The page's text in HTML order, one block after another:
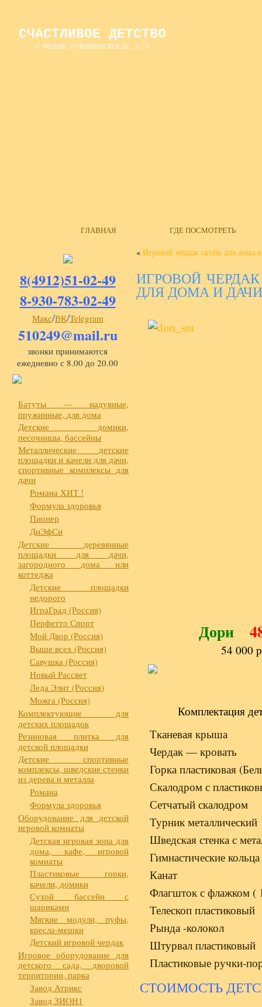
СЧАСТЛИВОЕ ДЕТСТВО
Г. РЯЗАНЬ, ГОЛЕНЧИНСКОЕ Ш., Д. 14
ГЛАВНАЯ ГДЕ ПОСМОТРЕТЬ
8(4912)51-02-49
8-930-783-02-49
Макс/ВК/Telegram
510249@mail.ru
звонки принимаются
ежедневно с 8.00 до 20.00
Батуты — надувные,
пружинные, для дома
Детские домики,
песочницы, бассейны
Металлические детские
площадки и качели для дачи,
спортивные комплексы для
дачи
Романа ХИТ !
Формула здоровья
Пионер
ДиЭфСи
Детские деревянные
площадки для дачи,
загородного дома или
коттеджа
Детские площадки
недорого
ИграГрад (Россия)
Перфетто Спорт
Мой Двор (Россия)
Выше всех (Россия)
Савушка (Россия)
Новый Рассвет
Леда Элит (Россия)
Можга (Россия)
Комплектующие для
детских площадок
Резиновая плитка для
детской площадки
Детские спортивные
комплексы, шведские стенки
из дерева и металла
Романа
Формула здоровья
Оборудование для детской
игровой комнаты
Детская игровая зона для
дома, кафе, игровой
комнаты
Пластиковые горки,
качели, домики
Сухой бассейн с
шариками
Мягкие модули, пуфы,
кресла-мешки
Детский игровой чердак
Игровое оборудование для
детского сада, дворовой
территории, парка
Завод Атрикс
Завод ЗИОН1
« Игровой чердак скуби для дома
ИГРОВОЙ
ДЛЯ ДОМА И ДАЧИ
Дори
54 000
Комплектация
Тканевая крыша
Чердак — кровать
Горка пластиковая
Скалодром с
Сетчатый скалодром
Турник металлический
Шведская стенка с
Гимнастические
Канат
Флагшток с флажком (
Телескоп пластиковый
Рында -колокол
Штурвал пластиковый
Пластиковые ручки-
СТОИМОСТЬ